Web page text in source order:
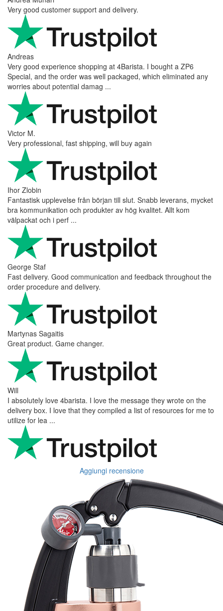
Very good customer support and delivery.
Andreas
Very good experience shopping at 4Barista. I bought a ZP6
Special, and the order was well packaged, which eliminated any
worries about potential damag ...
Victor M.
Very professional, fast shipping, will buy again
Ihor Zlobin
Fantastisk upplevelse från början till slut. Snabb leverans, mycket
bra kommunikation och produkter av hög kvalitet. Allt kom
välpackat och i perf ...
George Staf
Fast delivery. Good communication and feedback throughout the
order procedure and delivery.
Martynas Sagaitis
Great product. Game changer.
Will
I absolutely love 4barista. I love the message they wrote on the
delivery box. I love that they compiled a list of resources for me to
utilize for lea ...
Aggiungi recensione